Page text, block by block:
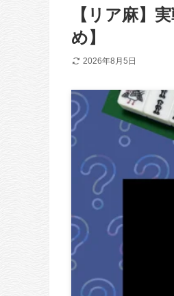
【リア麻】
め】
2026年8月5日